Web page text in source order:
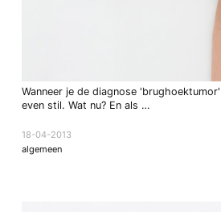
Wanneer je de diagnose
even stil. Wat nu? En als …
18-04-2013
algemeen